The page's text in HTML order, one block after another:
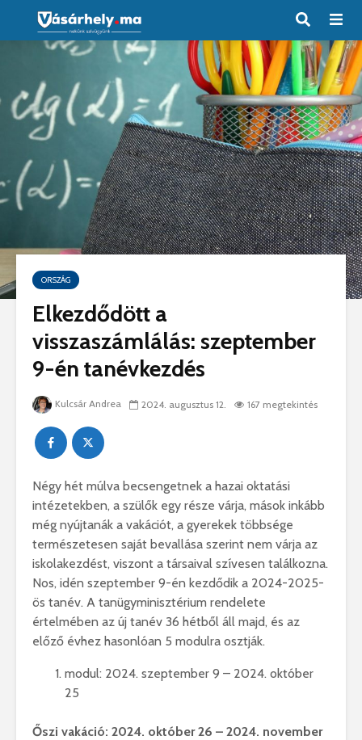
ORSZÁG
Elkezdődött a
visszaszámlálás: szeptember
9-én tanévkezdés
Kulcsár Andrea 2024. augusztus 12. 167 megtekintés
Négy hét múlva becsengetnek a hazai oktatási
intézetekben, a szülők egy része várja, mások inkább
még nyújtanák a vakációt, a gyerekek többsége
természetesen saját bevallása szerint nem várja az
iskolakezdést, viszont a társaival szívesen találkozna.
Nos, idén szeptember 9-én kezdődik a 2024-2025-
ös tanév. A tanügyminisztérium rendelete
értelmében az új tanév 36 hétből áll majd, és az
előző évhez hasonlóan 5 modulra osztják.
modul: 2024. szeptember 9 – 2024. október
25
Őszi vakáció: 2024. október 26 – 2024. november